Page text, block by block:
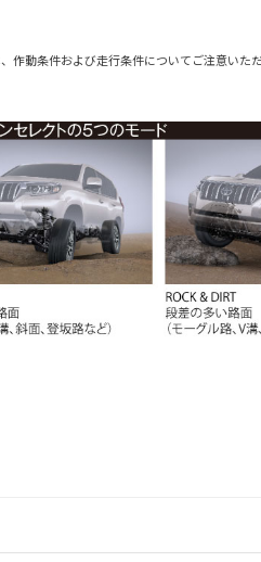
動条件および走行条件についてご注意いた